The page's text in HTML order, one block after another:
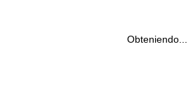
Obteniendo...